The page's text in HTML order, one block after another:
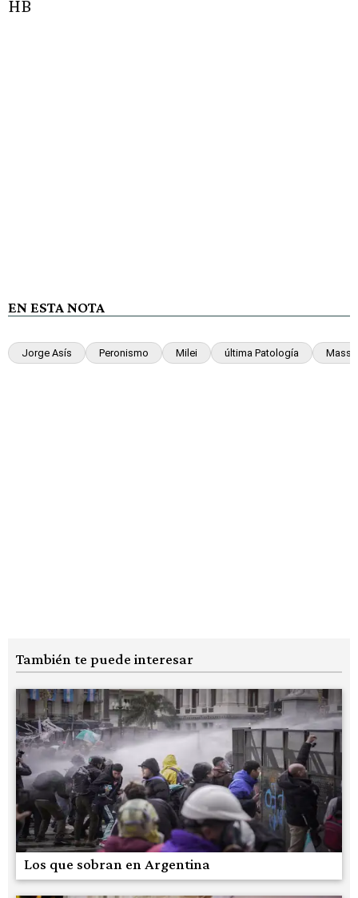
HB
EN ESTA NOTA
Jorge Asís Peronismo Milei última Patología Massa
También te puede interesar
Los que sobran en Argentina